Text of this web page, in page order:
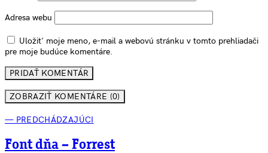
Adresa webu
Uložiť moje meno, e-mail a webovú stránku v tomto prehliadači
pre moje budúce komentáre.
ZOBRAZIŤ KOMENTÁRE (0)
— PREDCHÁDZAJÚCI
Font dňa – Forrest